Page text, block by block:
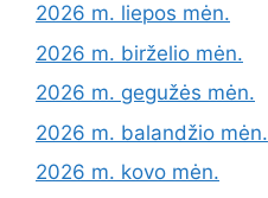
2026 m. liepos mėn.
2026 m. birželio mėn.
2026 m. gegužės mėn.
2026 m. balandžio mėn.
2026 m. kovo mėn.